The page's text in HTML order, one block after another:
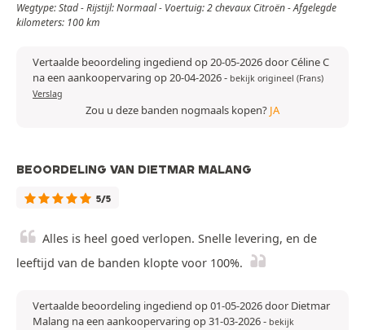
Wegtype: Stad - Rijstijl: Normaal - Voertuig: 2 chevaux Citroën - Afgelegde
kilometers: 100 km
Vertaalde beoordeling ingediend op 20-05-2026 door Céline C
na een aankoopervaring op 20-04-2026- bekijk origineel (Frans)
Verslag
Zou u deze banden nogmaals kopen? JA
BEOORDELING VAN DIETMAR MALANG
5/5
Alles is heel goed verlopen. Snelle levering, en de
leeftijd van de banden klopte voor 100%.
Vertaalde beoordeling ingediend op 01-05-2026 door Dietmar
Malang na een aankoopervaring op 31-03-2026- bekijk